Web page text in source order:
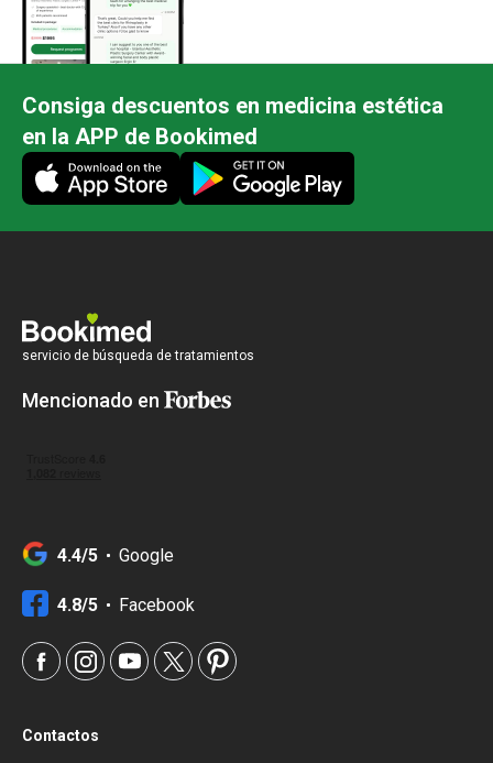
Consiga descuentos en medicina estética
en la APP de Bookimed
servicio de búsqueda de tratamientos
Mencionado en
4.4/5 Google
4.8/5 Facebook
Contactos